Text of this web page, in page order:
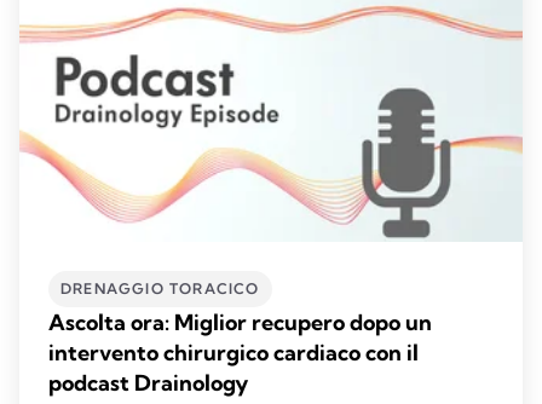
DRENAGGIO TORACICO
Ascolta ora: Miglior recupero dopo un
intervento chirurgico cardiaco con il
podcast Drainology